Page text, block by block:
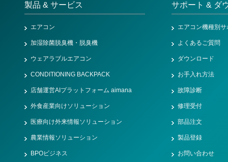
製品 & サービス
エアコン
加湿除菌脱臭機・脱臭機
ウェアラブルエアコン
CONDITIONING BACKPACK
店舗運営AIプラットフォーム aimana
外食産業向けソリューション
医療向け外来情報ソリューション
農業情報ソリューション
BPOビジネス
サポート & ダ
エアコン機種別
よくあるご質問
ダウンロード
お手入れ方法
故障診断
修理受付
部品注文
製品登録
お問い合わせ